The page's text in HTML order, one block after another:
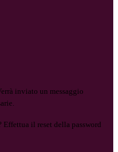
inviato un messaggio
Effettua il reset della password